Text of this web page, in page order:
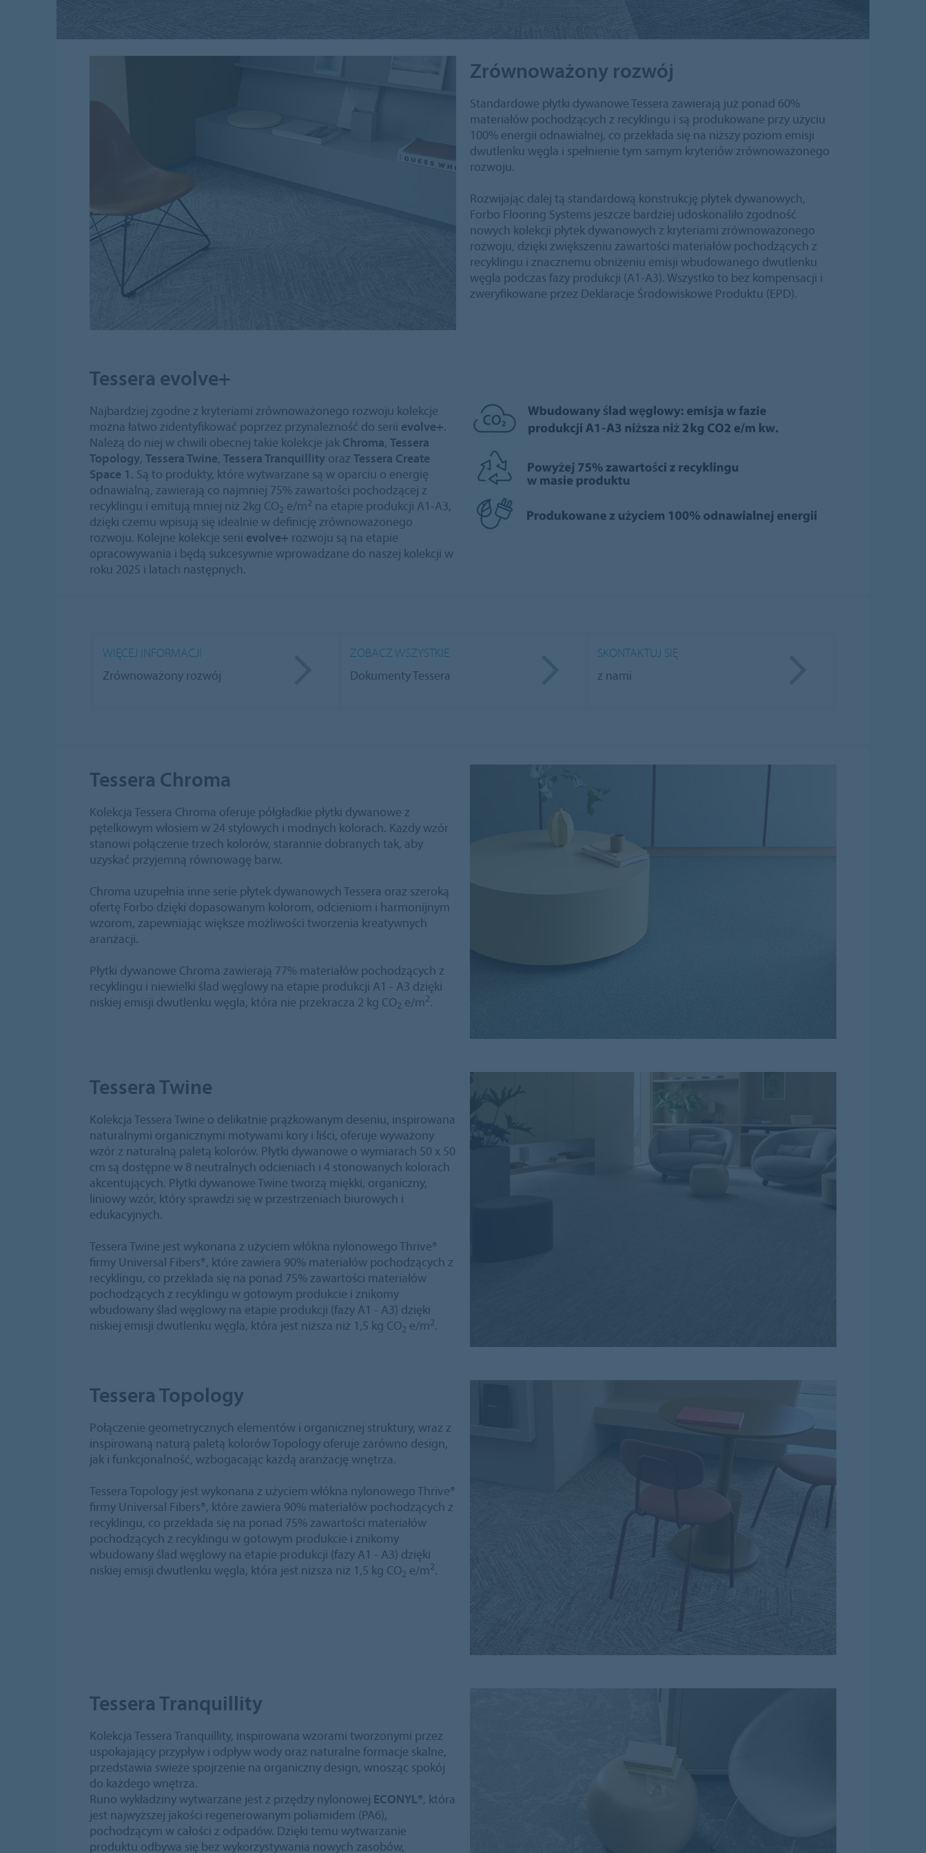
Zrównoważony rozwój
Standardowe płytki dywanowe Tessera zawierają już ponad 60%
materiałów pochodzących z recyklingu i są produkowane przy użyciu
100% energii odnawialnej, co przekłada się na niższy poziom emisji
dwutlenku węgla i spełnienie tym samym kryteriów zrównoważonego
rozwoju.
Rozwijając dalej tą standardową konstrukcję płytek dywanowych,
Forbo Flooring Systems jeszcze bardziej udoskonaliło zgodność
nowych kolekcji płytek dywanowych z kryteriami zrównoważonego
rozwoju, dzięki zwiększeniu zawartości materiałów pochodzących z
recyklingu i znacznemu obniżeniu emisji wbudowanego dwutlenku
węgla podczas fazy produkcji (A1-A3). Wszystko to bez kompensacji i
zweryfikowane przez Deklaracje Środowiskowe Produktu (EPD).
Tessera evolve+
Najbardziej zgodne z kryteriami zrównoważonego rozwoju kolekcje
można łatwo zidentyfikować poprzez przynależność do serii evolve+.
Należą do niej w chwili obecnej takie kolekcje jak Chroma, Tessera
Topology, Tessera Twine, Tessera Tranquillity oraz Tessera Create
Space 1 . Są to produkty, które wytwarzane są w oparciu o energię
odnawialną, zawierają co najmniej 75% zawartości pochodzącej z
recyklingu i emitują mniej niż 2kg CO2 e/m2 na etapie produkcji A1-A3,
dzięki czemu wpisują się idealnie w definicję zrównoważonego
rozwoju. Kolejne kolekcje serii evolve+ rozwoju są na etapie
opracowywania i będą sukcesywnie wprowadzane do naszej kolekcji w
roku 2025 i latach następnych.
WIĘCEJ INFORMACJI
Zrównoważony rozwój
ZOBACZ WSZYSTKIE
Dokumenty Tessera
SKONTAKTUJ SIĘ
z nami
Tessera Chroma
Kolekcja Tessera Chroma oferuje półgładkie płytki dywanowe z
pętelkowym włosiem w 24 stylowych i modnych kolorach. Każdy wzór
stanowi połączenie trzech kolorów, starannie dobranych tak, aby
uzyskać przyjemną równowagę barw.
Chroma uzupełnia inne serie płytek dywanowych Tessera oraz szeroką
ofertę Forbo dzięki dopasowanym kolorom, odcieniom i harmonijnym
wzorom, zapewniając większe możliwości tworzenia kreatywnych
aranżacji.
Płytki dywanowe Chroma zawierają 77% materiałów pochodzących z
recyklingu i niewielki ślad węglowy na etapie produkcji A1 - A3 dzięki
niskiej emisji dwutlenku węgla, która nie przekracza 2 kg CO2 e/m2.
Tessera Twine
Kolekcja Tessera Twine o delikatnie prążkowanym deseniu, inspirowana
naturalnymi organicznymi motywami kory i liści, oferuje wyważony
wzór z naturalną paletą kolorów. Płytki dywanowe o wymiarach 50 x 50
cm są dostępne w 8 neutralnych odcieniach i 4 stonowanych kolorach
akcentujących. Płytki dywanowe Twine tworzą miękki, organiczny,
liniowy wzór, który sprawdzi się w przestrzeniach biurowych i
edukacyjnych.
Tessera Twine jest wykonana z użyciem włókna nylonowego Thrive®
firmy Universal Fibers®, które zawiera 90% materiałów pochodzących z
recyklingu, co przekłada się na ponad 75% zawartości materiałów
pochodzących z recyklingu w gotowym produkcie i znikomy
wbudowany ślad węglowy na etapie produkcji (fazy A1 - A3) dzięki
niskiej emisji dwutlenku węgla, która jest niższa niż 1,5 kg CO2 e/m2.
Tessera Topology
Połączenie geometrycznych elementów i organicznej struktury, wraz z
inspirowaną naturą paletą kolorów Topology oferuje zarówno design,
jak i funkcjonalność, wzbogacając każdą aranżację wnętrza.
Tessera Topology jest wykonana z użyciem włókna nylonowego Thrive®
firmy Universal Fibers®, które zawiera 90% materiałów pochodzących z
recyklingu, co przekłada się na ponad 75% zawartości materiałów
pochodzących z recyklingu w gotowym produkcie i znikomy
wbudowany ślad węglowy na etapie produkcji (fazy A1 - A3) dzięki
niskiej emisji dwutlenku węgla, która jest niższa niż 1,5 kg CO2 e/m2.
Tessera Tranquillity
Kolekcja Tessera Tranquillity, inspirowana wzorami tworzonymi przez
uspokajający przypływ i odpływ wody oraz naturalne formacje skalne,
przedstawia swieże spojrzenie na organiczny design, wnosząc spokój
do każdego wnętrza.
Runo wykładziny wytwarzane jest z przędzy nylonowej ECONYL®, która
jest najwyższej jakości regenerowanym poliamidem (PA6),
pochodzącym w całości z odpadów. Dzięki temu wytwarzanie
produktu odbywa się bez wykorzystywania nowych zasobów,